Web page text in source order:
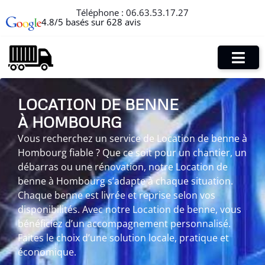
Téléphone : 06.63.53.17.27
4.8/5 basés sur 628 avis
LOCATION DE BENNE
À HOMBOURG
Vous recherchez un service de Location de benne à
Hombourg fiable ? Que ce soit pour un chantier, un
débarras ou une rénovation, notre Location de
benne à Hombourg s’adapte à chaque situation.
Chaque benne est livrée et reprise selon vos
disponibilités. Avec notre Location de benne, vous
bénéficiez d’un accompagnement personnalisé.
Faites le choix d’une solution locale, pratique et
économique.